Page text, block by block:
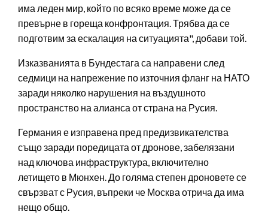
има леден мир, който по всяко време може да се
превърне в гореща конфронтация. Трябва да се
подготвим за ескалация на ситуацията", добави той.
Изказванията в Бундестага са направени след
седмици на напрежение по източния фланг на НАТО
заради няколко нарушения на въздушното
пространство на алианса от страна на Русия.
Германия е изправена пред предизвикателства
също заради поредицата от дронове, забелязани
над ключова инфраструктура, включително
летището в Мюнхен. До голяма степен дроновете се
свързват с Русия, въпреки че Москва отрича да има
нещо общо.